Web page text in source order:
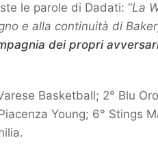
le parole di Dadati: “La
e alla continuità di
dei propri
Basketball; 2° Blu
Young; 6° Stings